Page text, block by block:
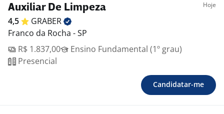
Auxiliar De Limpeza Hoje
4,5
GRABER
Franco da Rocha - SP
R$ 1.837,00
Ensino Fundamental (1º grau)
Presencial
Candidatar-me